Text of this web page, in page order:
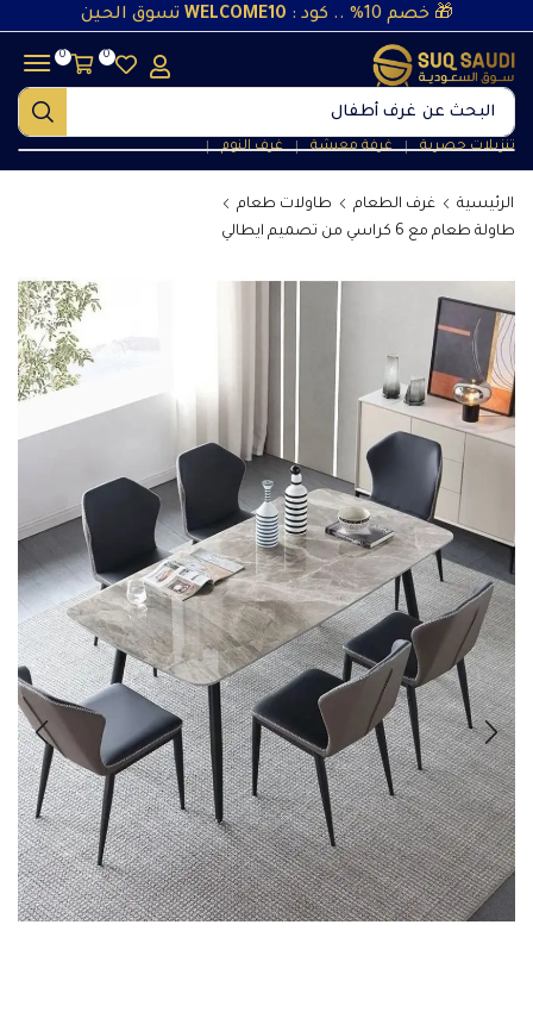
🎁 خصم 10% .. كود : WELCOME10 تسوق الحين
البحث عن غرف أطفال
تنزيلات حصرية ❘ غرفة معيشة ❘ غرف النوم ❘
0
0
الرئيسية غرف الطعام
طاولات طعام
طاولة طعام مع 6 كراسي من تصميم ايطالي